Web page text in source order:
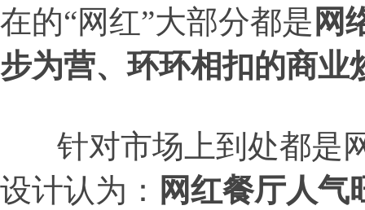
在的“网红”大部分都是 网
步为营、环环相扣的商业
针对市场上到处都是
设计认为： 网红餐厅人气